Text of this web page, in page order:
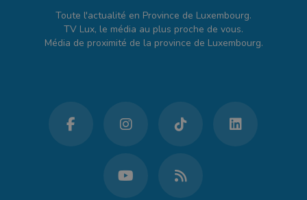
Toute l'actualité en Province de Luxembourg.
TV Lux, le média au plus proche de vous.
Média de proximité de la province de Luxembourg.